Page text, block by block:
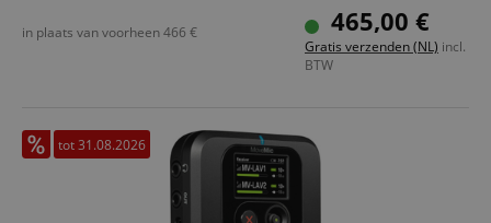
Tot 9 uur continu gebruik met twee AA alkalinebatterijen
Achtergrondverlicht LCD met eenvoudig navigatiemenu
465,00 €
Gratis verzenden (NL) incl.
BTW
in plaats van voorheen466 €
tot 31.08.2026